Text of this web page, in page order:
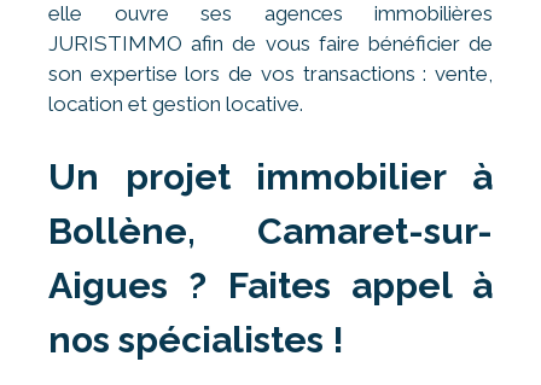
elle ouvre ses agences immobilières
JURISTIMMO afin de vous faire bénéficier de
son expertise lors de vos transactions : vente,
location et gestion locative.
Un projet immobilier à
Bollène, Camaret-sur-
Aigues ? Faites appel à
nos spécialistes !